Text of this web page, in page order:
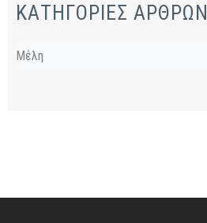
ΚΑΤΗΓΟΡΙΕΣ ΑΡΘΡΩΝ
Μέλη